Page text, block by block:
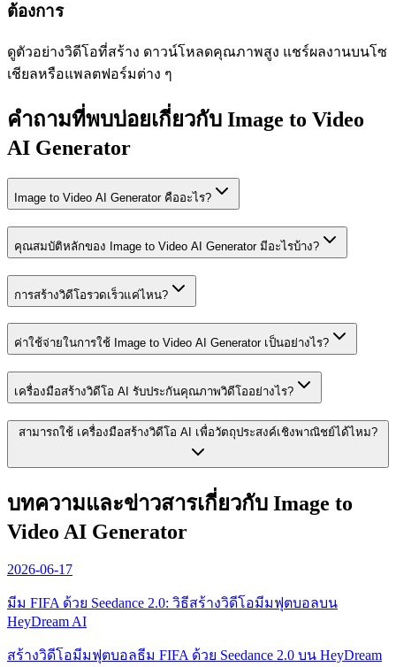
ต้องการ
ดูตัวอย่างวิดีโอที่สร้าง ดาวน์โหลดคุณภาพสูง แชร์ผลงานบนโซ
เชียลหรือแพลตฟอร์มต่าง ๆ
คำถามที่พบบ่อยเกี่ยวกับ Image to Video
AI Generator
Image to Video AI Generator คืออะไร?
คุณสมบัติหลักของ Image to Video AI Generator มีอะไรบ้าง?
การสร้างวิดีโอรวดเร็วแค่ไหน?
ค่าใช้จ่ายในการใช้ Image to Video AI Generator เป็นอย่างไร?
เครื่องมือสร้างวิดีโอ AI รับประกันคุณภาพวิดีโออย่างไร?
สามารถใช้ เครื่องมือสร้างวิดีโอ AI เพื่อวัตถุประสงค์เชิงพาณิชย์ได้ไหม?
บทความและข่าวสารเกี่ยวกับ Image to
Video AI Generator
2026-06-17
มีม FIFA ด้วย Seedance 2.0: วิธีสร้างวิดีโอมีมฟุตบอลบน
HeyDream AI
สร้างวิดีโอมีมฟุตบอลธีม FIFA ด้วย Seedance 2.0 บน HeyDream